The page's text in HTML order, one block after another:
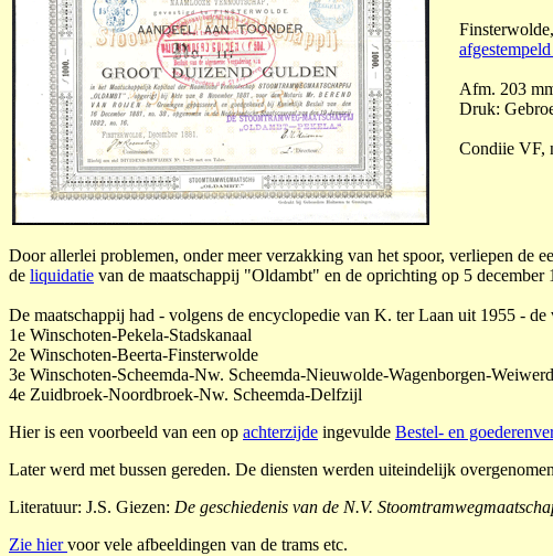
Afm. 203
Druk:
Condiie VF,
Door allerlei problemen, onder meer verzakking van het spoor, verliepen de
de liquidatie van de maatschappij "Oldambt" en de oprichting op 5
De maatschappij had - volgens de encyclopedie van K. ter Laan uit 1955 - de
1e Winschoten-Pekela-Stadskanaal
2e Winschoten-Beerta-Finsterwolde
3e Winschoten-Scheemda-Nw. Scheemda-Nieuwolde-Wagenborgen-
4e Zuidbroek-Noordbroek-Nw. Scheemda-Delfzijl
Hier is een voorbeeld van een op achterzijde ingevulde Bestel- en
Later werd met bussen gereden. De diensten werden uiteindelijk
Literatuur: J.S. Giezen: De geschiedenis van de N.V.
Zie hiervoor vele afbeeldingen van de trams etc.